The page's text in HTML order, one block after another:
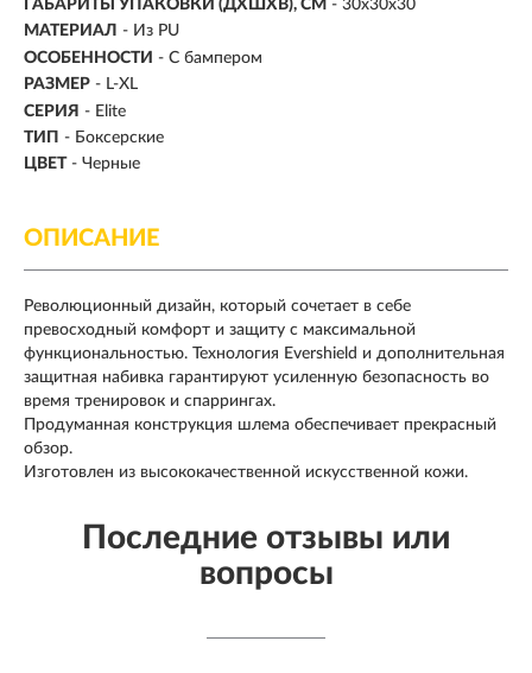
ГАБАРИТЫ УПАКОВКИ (ДХШХВ), СМ - 30x30x30
МАТЕРИАЛ - Из PU
ОСОБЕННОСТИ - С бампером
РАЗМЕР - L-XL
СЕРИЯ - Elite
ТИП - Боксерские
ЦВЕТ - Черные
ОПИСАНИЕ
Революционный дизайн, который сочетает в себе
превосходный комфорт и защиту с максимальной
функциональностью. Технология Evershield и дополнительная
защитная набивка гарантируют усиленную безопасность во
время тренировок и спаррингах.
Продуманная конструкция шлема обеспечивает прекрасный
обзор.
Изготовлен из высококачественной искусственной кожи.
Последние отзывы или
вопросы